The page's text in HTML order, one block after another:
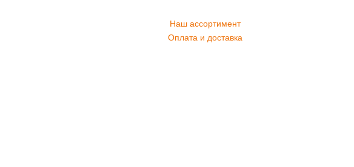
Наш ассортимент
Оплата и доставка